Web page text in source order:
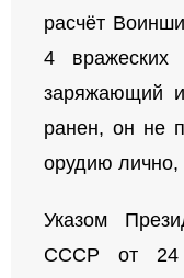
расчёт
4 вражеских
заряжающий
ранен, он не
орудию
Указом
СССР от